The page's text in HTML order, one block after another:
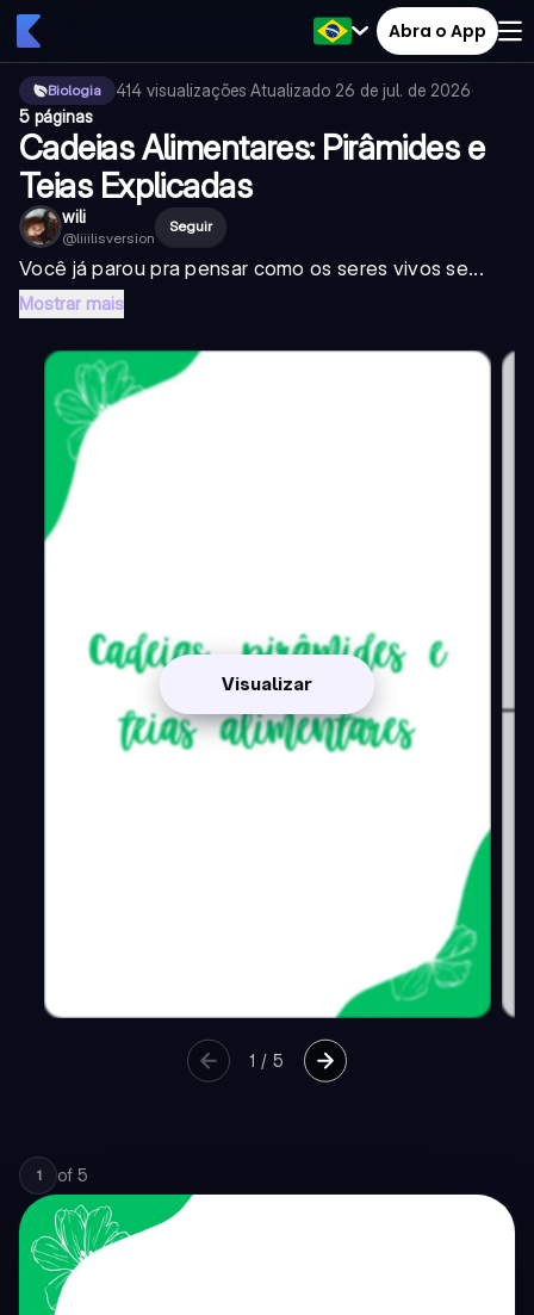
Abra o App
Biologia 414 visualizações·Atualizado 26 de jul. de 2026·
5 páginas
Cadeias Alimentares: Pirâmides e
Teias Explicadas
wili
@liiilisversion
Seguir
Você já parou pra pensar como os seres vivos se...
Mostrar mais
Visualizar
1 /5
1 of 5